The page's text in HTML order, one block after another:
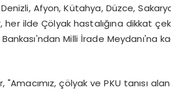
Afyon, Kütahya, Düzce,
ilde Çölyak hastalığına dikkat
Milli İrade Meydanı'na
çölyak ve PKU tanısı